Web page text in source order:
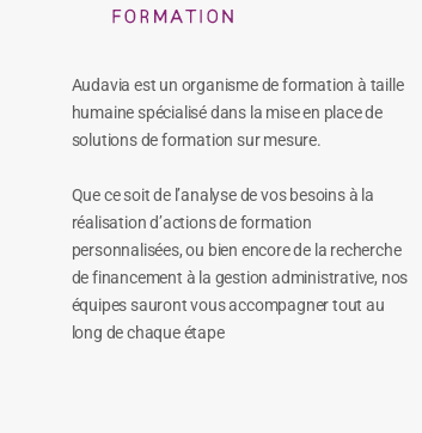
Audavia est un organisme de formation à taille
humaine spécialisé dans la mise en place de
solutions de formation sur mesure.
Que ce soit de l’analyse de vos besoins à la
réalisation d’actions de formation
personnalisées, ou bien encore de la recherche
de financement à la gestion administrative, nos
équipes sauront vous accompagner tout au
long de chaque étape